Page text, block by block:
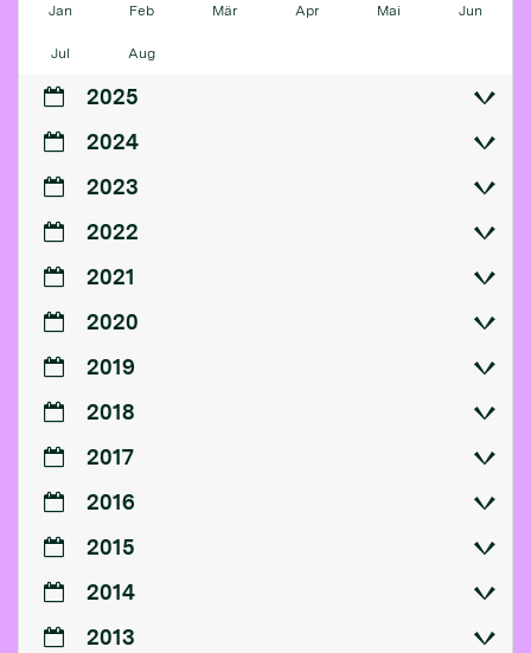
Jan Feb Mär Apr Mai Jun
Jul Aug
2025
2024
2023
2022
2021
2020
2019
2018
2017
2016
2015
2014
2013